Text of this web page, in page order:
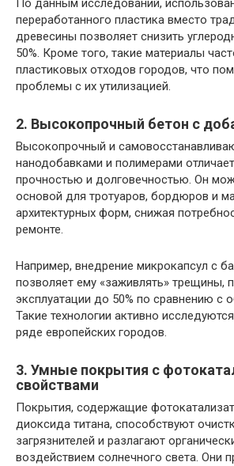
По данным исследований,
переработанного пластика вместо
древесины позволяет снизить
50%. Кроме того, такие материалы
пластиковых отходов городов, что
проблемы с их утилизацией.
2. Высокопрочный бетон с
Высокопрочный и
нанодобавками и полимерами
прочностью и долговечностью. Он
основой для тротуаров, бордюров и
архитектурных форм, снижая
ремонте.
Например, внедрение микрокапсул с
позволяет ему «заживлять» трещины,
эксплуатации до 50% по сравнению с
Такие технологии активно
ряде европейских городов.
3. Умные покрытия с
свойствами
Покрытия, содержащие
диоксида титана, способствуют
загрязнителей и разлагают
воздействием солнечного света. Они